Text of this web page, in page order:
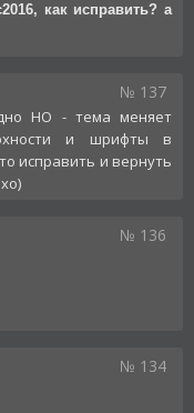
как исправить? а
№ 137
НО - тема меняет
и шрифты в
исправить и вернуть
№ 136
№ 134